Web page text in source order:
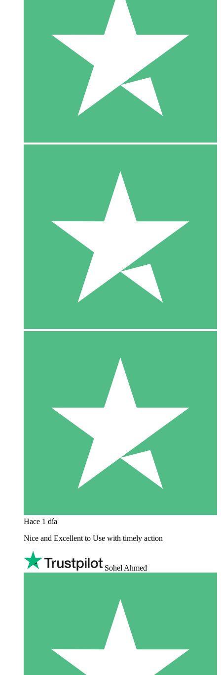
Hace 1 día
Nice and Excellent to Use with timely action
Sohel Ahmed